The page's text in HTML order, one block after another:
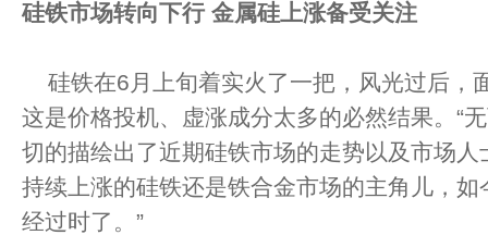
硅铁市场转向下行 金属硅上涨备受关注
硅铁在6月上旬着实火了一把，风光过后，
这是价格投机、虚涨成分太多的必然结果。“
切的描绘出了近期硅铁市场的走势以及市场人
持续上涨的硅铁还是铁合金市场的主角儿，
经过时了。”